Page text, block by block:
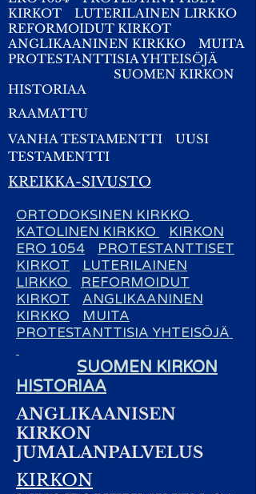
KIRKOT
LUTERILAINEN LIRKKO
REFORMOIDUT KIRKOT
ANGLIKAANINEN KIRKKO
MUITA
PROTESTANTTISIA YHTEISÖJÄ
SUOMEN KIRKON
HISTORIAA
RAAMATTU
VANHA TESTAMENTTI
UUSI
TESTAMENTTI
KREIKKA-SIVUSTO
ORTODOKSINEN KIRKKO
KATOLINEN KIRKKO
KIRKON
ERO 1054
PROTESTANTTISET
KIRKOT
LUTERILAINEN
LIRKKO
REFORMOIDUT
KIRKOT
ANGLIKAANINEN
KIRKKO
MUITA
PROTESTANTTISIA YHTEISÖJÄ
SUOMEN KIRKON
HISTORIAA
ANGLIKAANISEN
KIRKON
JUMALANPALVELUS
KIRKON